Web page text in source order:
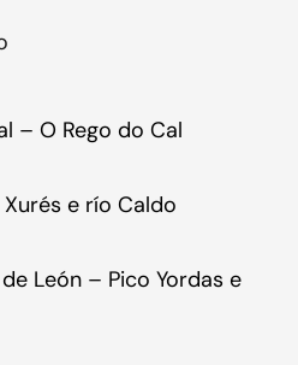
– O Rego do Cal
e río Caldo
León – Pico Yordas e